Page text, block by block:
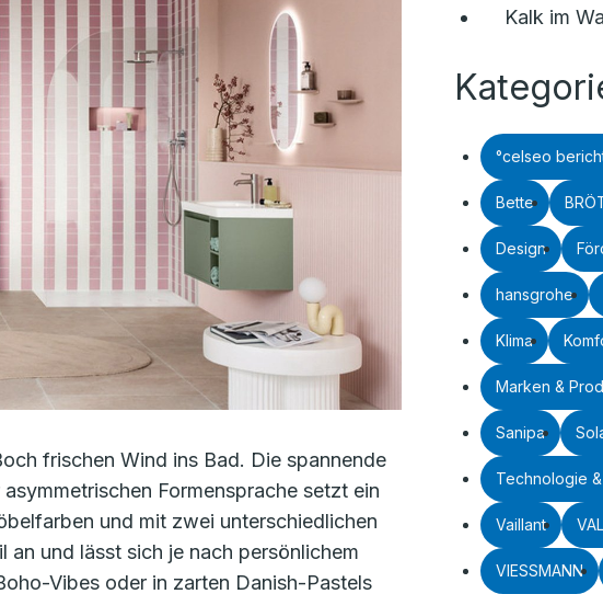
frischen Wind ins Bad. Die spannende
Formensprache setzt ein
und mit zwei unterschiedlichen
an und lässt sich je nach persönlichem
Vibes oder in zarten Danish-Pastels
Kalk im
°celseo
Bette
Design
hansgrohe
Klima
Marken &
Sanipa
Technologie
Vaillant
VIESSMANN